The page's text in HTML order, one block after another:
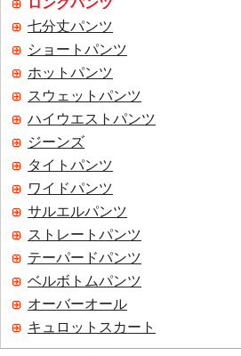
ロングパンツ
七分丈パンツ
ショートパンツ
ホットパンツ
スウェットパンツ
ハイウエストパンツ
ジーンズ
タイトパンツ
ワイドパンツ
サルエルパンツ
ストレートパンツ
テーパードパンツ
ベルボトムパンツ
オーバーオール
キュロットスカート